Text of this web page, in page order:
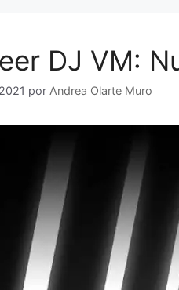
DJ VM:
por Andrea Olarte Muro